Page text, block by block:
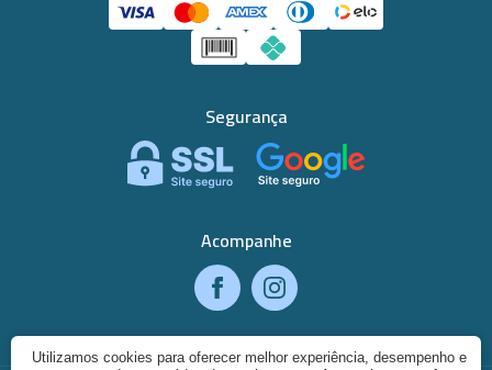
Segurança
Acompanhe
Utilizamos cookies para oferecer melhor experiência, desempenho e